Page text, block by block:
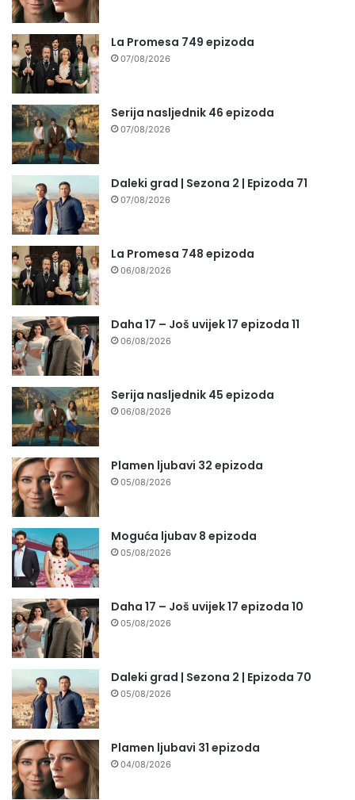
La Promesa 749 epizoda
07/08/2026
Serija nasljednik 46 epizoda
07/08/2026
Daleki grad | Sezona 2 | Epizoda 71
07/08/2026
La Promesa 748 epizoda
06/08/2026
Daha 17 – Još uvijek 17 epizoda 11
06/08/2026
Serija nasljednik 45 epizoda
06/08/2026
Plamen ljubavi 32 epizoda
05/08/2026
Moguća ljubav 8 epizoda
05/08/2026
Daha 17 – Još uvijek 17 epizoda 10
05/08/2026
Daleki grad | Sezona 2 | Epizoda 70
05/08/2026
Plamen ljubavi 31 epizoda
04/08/2026